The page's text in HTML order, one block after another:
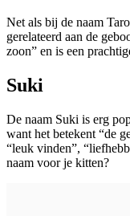
Net als bij de naam
gerelateerd aan de
zoon” en is een
Suki
De naam Suki is erg
want het betekent “de
“leuk vinden”,
naam voor je kitten?